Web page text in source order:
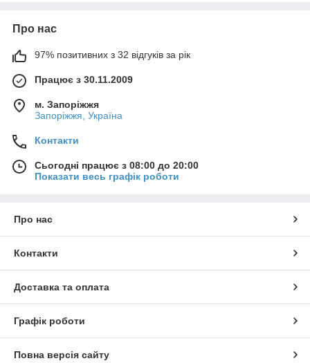
Про нас
97% позитивних з 32 відгуків за рік
Працює з 30.11.2009
м. Запоріжжя
Запоріжжя, Україна
Контакти
Сьогодні працює з 08:00 до 20:00
Показати весь графік роботи
Про нас
Контакти
Доставка та оплата
Графік роботи
Повна версія сайту